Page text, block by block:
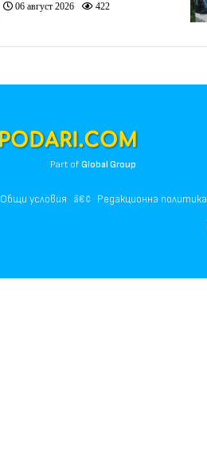
06 август 2026 422
Part ofGlobal Group
Общи условия Редакционна политика